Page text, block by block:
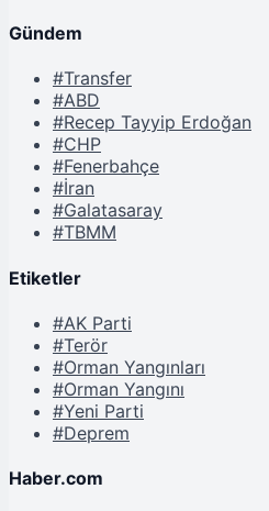
Gündem
#Transfer
#ABD
#Recep Tayyip Erdoğan
#CHP
#Fenerbahçe
#İran
#Galatasaray
#TBMM
Etiketler
#AK Parti
#Terör
#Orman Yangınları
#Orman Yangını
#Yeni Parti
#Deprem
Haber.com